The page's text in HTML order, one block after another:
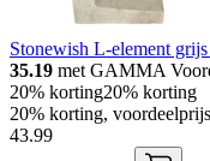
Stonewish L-element
35.19 met GAMMA
20% korting20% korting
20% korting,
43.99